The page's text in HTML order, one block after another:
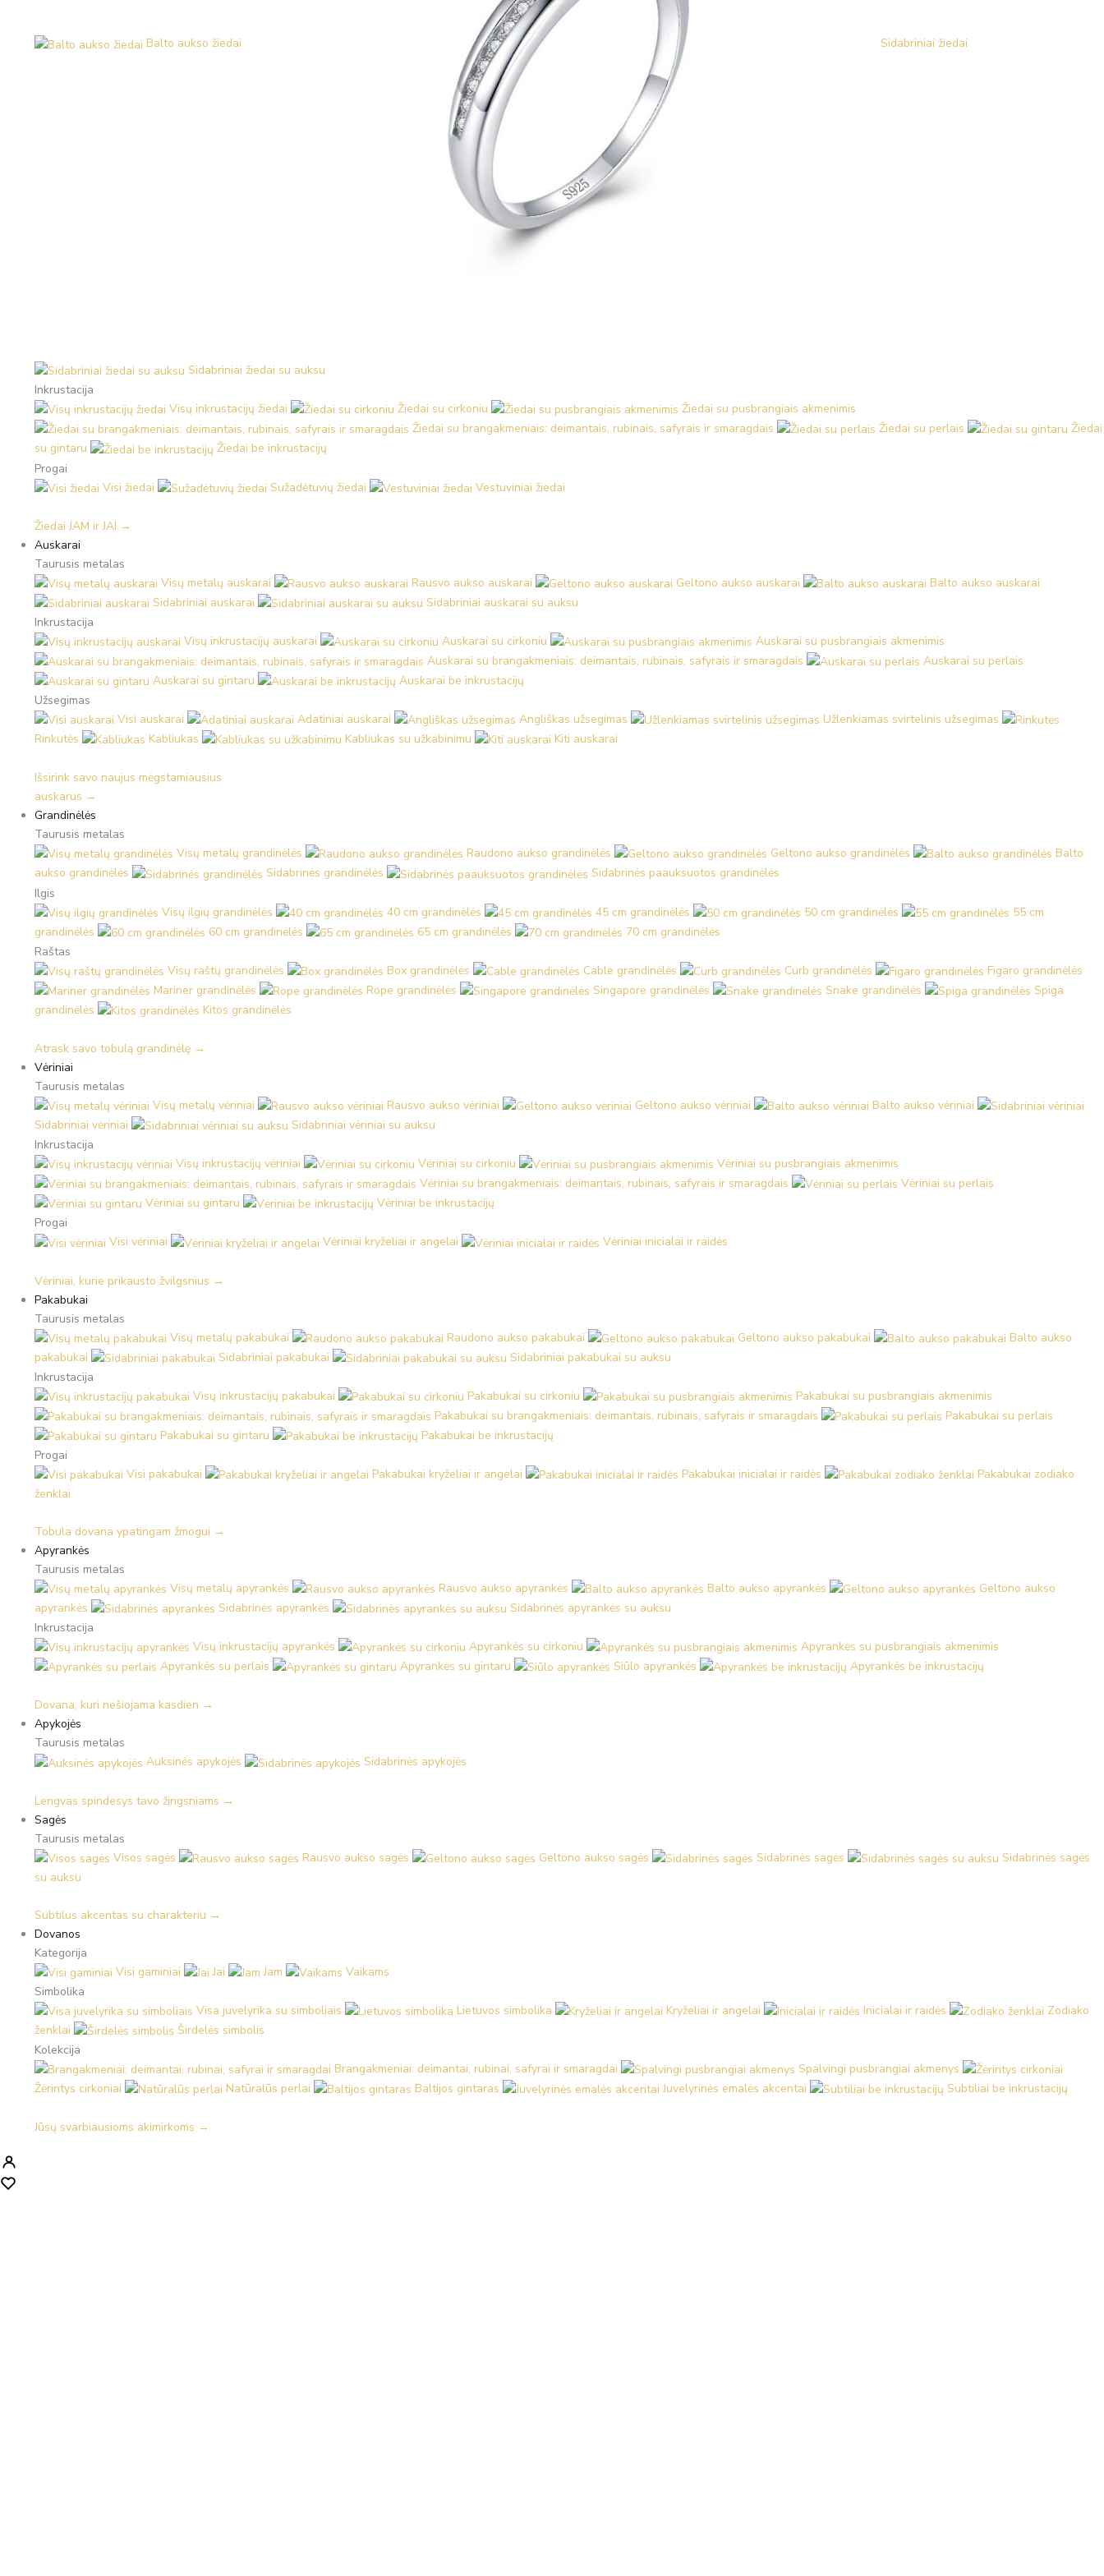
Balto aukso žiedai Sidabriniai žiedai
Sidabriniai žiedai su auksu
Inkrustacija
Visų inkrustacijų žiedai
Žiedai su cirkoniu
Žiedai su pusbrangiais akmenimis
Žiedai su brangakmeniais: deimantais, rubinais, safyrais ir smaragdais
Žiedai su perlais
Žiedai
su gintaru
Žiedai be inkrustacijų
Progai
Visi žiedai
Sužadėtuvių žiedai Vestuviniai žiedai
Žiedai JAM ir JAI →
Auskarai
Taurusis metalas
Visų metalų auskarai
Rausvo aukso auskarai Geltono aukso auskarai
Balto aukso auskarai
Sidabriniai auskarai
Sidabriniai auskarai su auksu
Inkrustacija
Visų inkrustacijų auskarai
Auskarai su cirkoniu
Auskarai su pusbrangiais akmenimis
Auskarai su brangakmeniais: deimantais, rubinais, safyrais ir smaragdais
Auskarai su perlais
Auskarai su gintaru
Auskarai be inkrustacijų
Užsegimas
Visi auskarai
Adatiniai auskarai Angliškas užsegimas
Užlenkiamas svirtelinis užsegimas
Rinkutės
Kabliukas Kabliukas su užkabinimu Kiti auskarai
Išsirink savo naujus mėgstamiausius
auskarus →
Grandinėlės
Taurusis metalas
Visų metalų grandinėlės
Raudono aukso grandinėlės Geltono aukso grandinėlės
Balto
aukso grandinėlės
Sidabrinės grandinėlės
Sidabrinės paauksuotos grandinėlės
Ilgis
Visų ilgių grandinėlės
40 cm grandinėlės 45 cm grandinėlės 50 cm grandinėlės
55 cm
grandinėlės
60 cm grandinėlės 65 cm grandinėlės
70 cm grandinėlės
Raštas
Visų raštų grandinėlės
Box grandinėlės Cable grandinėlės Curb grandinėlės
Figaro grandinėlės
Mariner grandinėlės
Rope grandinėlės Singapore grandinėlės Snake grandinėlės
Spiga
grandinėlės
Kitos grandinėlės
Atrask savo tobulą grandinėlę →
Vėriniai
Taurusis metalas
Visų metalų vėriniai
Rausvo aukso vėriniai Geltono aukso vėriniai
Balto aukso vėriniai
Sidabriniai vėriniai
Sidabriniai vėriniai su auksu
Inkrustacija
Visų inkrustacijų vėriniai
Vėriniai su cirkoniu
Vėriniai su pusbrangiais akmenimis
Vėriniai su brangakmeniais: deimantais, rubinais, safyrais ir smaragdais
Vėriniai su perlais
Vėriniai su gintaru
Vėriniai be inkrustacijų
Progai
Visi vėriniai
Vėriniai kryželiai ir angelai Vėriniai inicialai ir raidės
Vėriniai, kurie prikausto žvilgsnius →
Pakabukai
Taurusis metalas
Visų metalų pakabukai
Raudono aukso pakabukai Geltono aukso pakabukai
Balto aukso
pakabukai
Sidabriniai pakabukai
Sidabriniai pakabukai su auksu
Inkrustacija
Visų inkrustacijų pakabukai
Pakabukai su cirkoniu
Pakabukai su pusbrangiais akmenimis
Pakabukai su brangakmeniais: deimantais, rubinais, safyrais ir smaragdais
Pakabukai su perlais
Pakabukai su gintaru
Pakabukai be inkrustacijų
Progai
Visi pakabukai
Pakabukai kryželiai ir angelai Pakabukai inicialai ir raidės
Pakabukai zodiako
ženklai
Tobula dovana ypatingam žmogui →
Apyrankės
Taurusis metalas
Visų metalų apyrankės
Rausvo aukso apyrankės Balto aukso apyrankės
Geltono aukso
apyrankės
Sidabrinės apyrankės
Sidabrinės apyrankės su auksu
Inkrustacija
Visų inkrustacijų apyrankės
Apyrankės su cirkoniu
Apyrankės su pusbrangiais akmenimis
Apyrankės su perlais
Apyrankės su gintaru Siūlo apyrankės Apyrankės be inkrustacijų
Dovana, kuri nešiojama kasdien →
Apykojės
Taurusis metalas
Auksinės apykojės
Sidabrinės apykojės
Lengvas spindesys tavo žingsniams →
Sagės
Taurusis metalas
Visos sagės
Rausvo aukso sagės Geltono aukso sagės Sidabrinės sagės
Sidabrinės sagės
su auksu
Subtilus akcentas su charakteriu →
Dovanos
Kategorija
Visi gaminiai
Jai Jam
Vaikams
Simbolika
Visa juvelyrika su simboliais
Lietuvos simbolika Kryželiai ir angelai Inicialai ir raidės
Zodiako
ženklai
Širdelės simbolis
Kolekcija
Brangakmeniai: deimantai, rubinai, safyrai ir smaragdai
Spalvingi pusbrangiai akmenys
Žėrintys cirkoniai
Natūralūs perlai Baltijos gintaras Juvelyrinės emalės akcentai Subtiliai be inkrustacijų
Jūsų svarbiausioms akimirkoms →